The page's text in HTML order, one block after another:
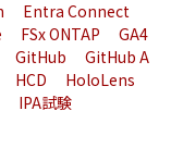
Entra Connect
FSx ONTAP
GA4
GitHub
GitHub A
HCD
HoloLens
IPA試験